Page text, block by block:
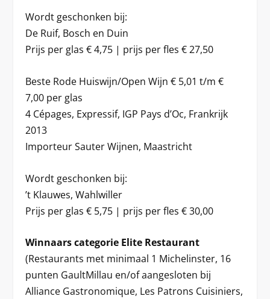
Wordt geschonken bij:
De Ruif, Bosch en Duin
Prijs per glas € 4,75 | prijs per fles € 27,50
Beste Rode Huiswijn/Open Wijn € 5,01 t/m €
7,00 per glas
4 Cépages, Expressif, IGP Pays d’Oc, Frankrijk
2013
Importeur Sauter Wijnen, Maastricht
Wordt geschonken bij:
’t Klauwes, Wahlwiller
Prijs per glas € 5,75 | prijs per fles € 30,00
Winnaars categorie Elite Restaurant
(Restaurants met minimaal 1 Michelinster, 16
punten GaultMillau en/of aangesloten bij
Alliance Gastronomique, Les Patrons Cuisiniers,